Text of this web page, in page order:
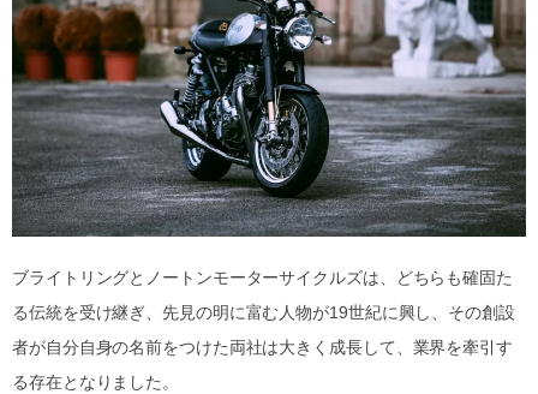
ブライトリングとノートンモーターサイクルズは、どちらも確固た
る伝統を受け継ぎ、先見の明に富む人物が19世紀に興し、その創設
者が自分自身の名前をつけた両社は大きく成長して、業界を牽引す
る存在となりました。